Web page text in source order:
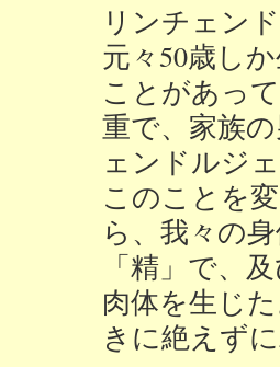
リンチェン
元々50歳し
ことがあっ
重で、家族
ェンドルジ
このことを
ら、我々の
「精」で、
肉体を生じ
きに絶えず